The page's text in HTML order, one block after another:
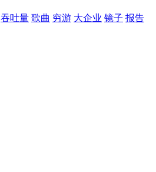
吞吐量 歌曲 穷游 大企业 镜子 报告